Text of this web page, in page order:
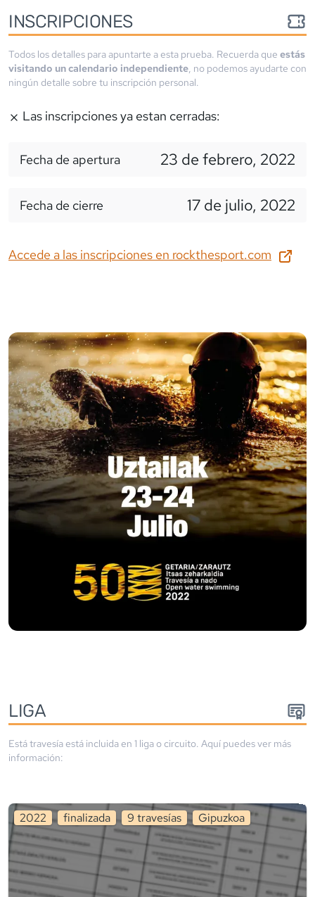
INSCRIPCIONES
Todos los detalles para apuntarte a esta prueba. Recuerda que estás
visitando un calendario independiente, no podemos ayudarte con
ningún detalle sobre tu inscripción personal.
Las inscripciones ya estan cerradas:
Fecha de apertura 23 de febrero, 2022
Fecha de cierre 17 de julio, 2022
Accede a las inscripciones en rockthesport.com
LIGA
Está travesía está incluida en 1 liga o circuito. Aquí puedes ver más
información:
2022 finalizada 9 travesías Gipuzkoa